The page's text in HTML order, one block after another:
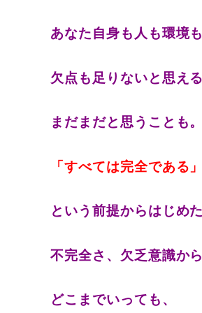
あなた自身も人も環境
欠点も足りないと思える
まだまだと思うことも。
「すべては完全である」
という前提からはじめ
不完全さ、欠乏意識か
どこまでいっても、